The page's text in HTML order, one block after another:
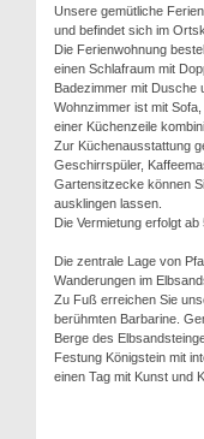
Unsere gemütliche
und befindet sich im
Die Ferienwohnung
einen Schlafraum mit
Badezimmer mit Dusche
Wohnzimmer ist mit
einer Küchenzeile
Zur Küchenausstattung
Geschirrspüler,
Gartensitzecke können
ausklingen lassen.
Die Vermietung erfolgt ab
Die zentrale Lage von
Wanderungen im
Zu Fuß erreichen Sie
berühmten Barbarine.
Berge des
Festung Königstein mit
einen Tag mit Kunst und